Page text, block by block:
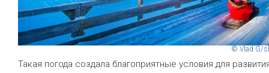
© Vlad G/
Такая погода создала благоприятные условия для